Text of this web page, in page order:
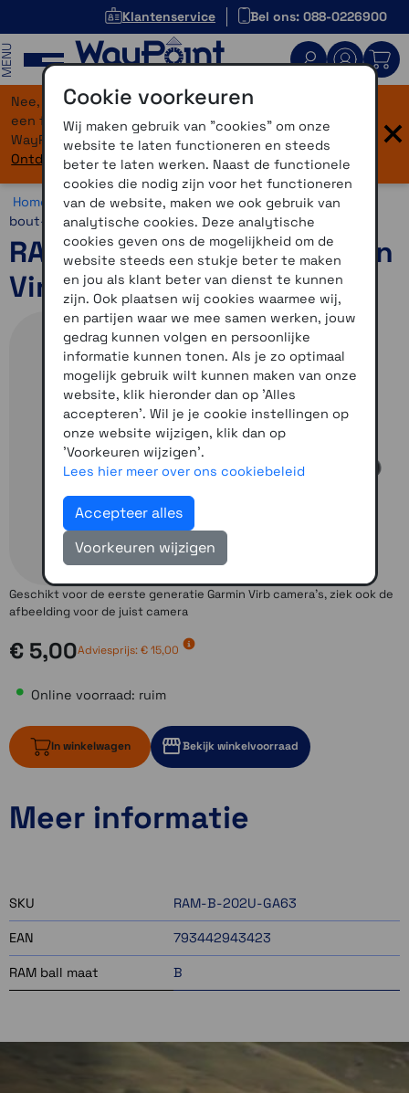
Klantenservice Bel ons: 088-0226900
Nee, je bent niet verdwaald! Onze website heeft
een flinke upgrade gekregen. Dezelfde vertrouwde
WayPoint-service, maar dan in een modern jasje.
Ontdek hier wat er allemaal nieuw is.
×
Home >Motor >Montage >RAM Mounts >Schroefbare
bout- en camerabevestigingen
RAM-Mount houder Garmin
Virb
Geschikt voor de eerste generatie Garmin Virb camera's, ziek ook de
afbeelding voor de juist camera
€ 5,00Adviesprijs:€ 15,00
Online voorraad: ruim
In winkelwagen Bekijk winkelvoorraad
ruim op voorraad
ruim op voorraad
Meer informatie
SKU RAM-B-202U-GA63
EAN 793442943423
RAM ball maat B
Cookie voorkeuren
Wij maken gebruik van "cookies" om onze
website te laten functioneren en steeds
beter te laten werken. Naast de functionele
cookies die nodig zijn voor het functioneren
van de website, maken we ook gebruik van
analytische cookies. Deze analytische
cookies geven ons de mogelijkheid om de
website steeds een stukje beter te maken
en jou als klant beter van dienst te kunnen
zijn. Ook plaatsen wij cookies waarmee wij,
en partijen waar we mee samen werken, jouw
gedrag kunnen volgen en persoonlijke
informatie kunnen tonen. Als je zo optimaal
mogelijk gebruik wilt kunnen maken van onze
website, klik hieronder dan op 'Alles
accepteren'. Wil je je cookie instellingen op
onze website wijzigen, klik dan op
'Voorkeuren wijzigen'.
Lees hier meer over ons cookiebeleid
Accepteer alles
Voorkeuren wijzigen